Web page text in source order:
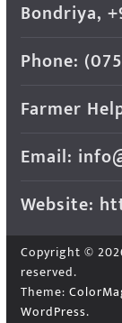
Bondriya,
Phone:
Farmer
Email:
Website:
Copyright ©
reserved.
Theme:
WordPress.